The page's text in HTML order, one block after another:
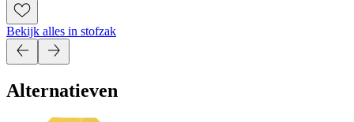
Bekijk alles in stofzak
Alternatieven